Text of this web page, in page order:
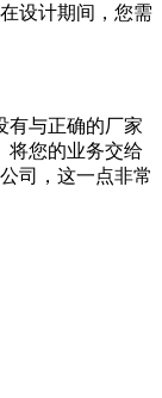
设计期间，您需
有与正确的厂家
将您的业务交给
司，这一点非常